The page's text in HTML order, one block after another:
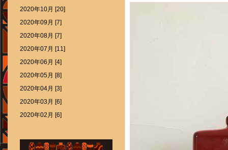
2020年10月 [20]
2020年09月 [7]
2020年08月 [7]
2020年07月 [11]
2020年06月 [4]
2020年05月 [8]
2020年04月 [3]
2020年03月 [6]
2020年02月 [6]